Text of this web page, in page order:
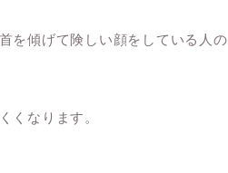
を傾げて険しい顔をしている人の
くなります。